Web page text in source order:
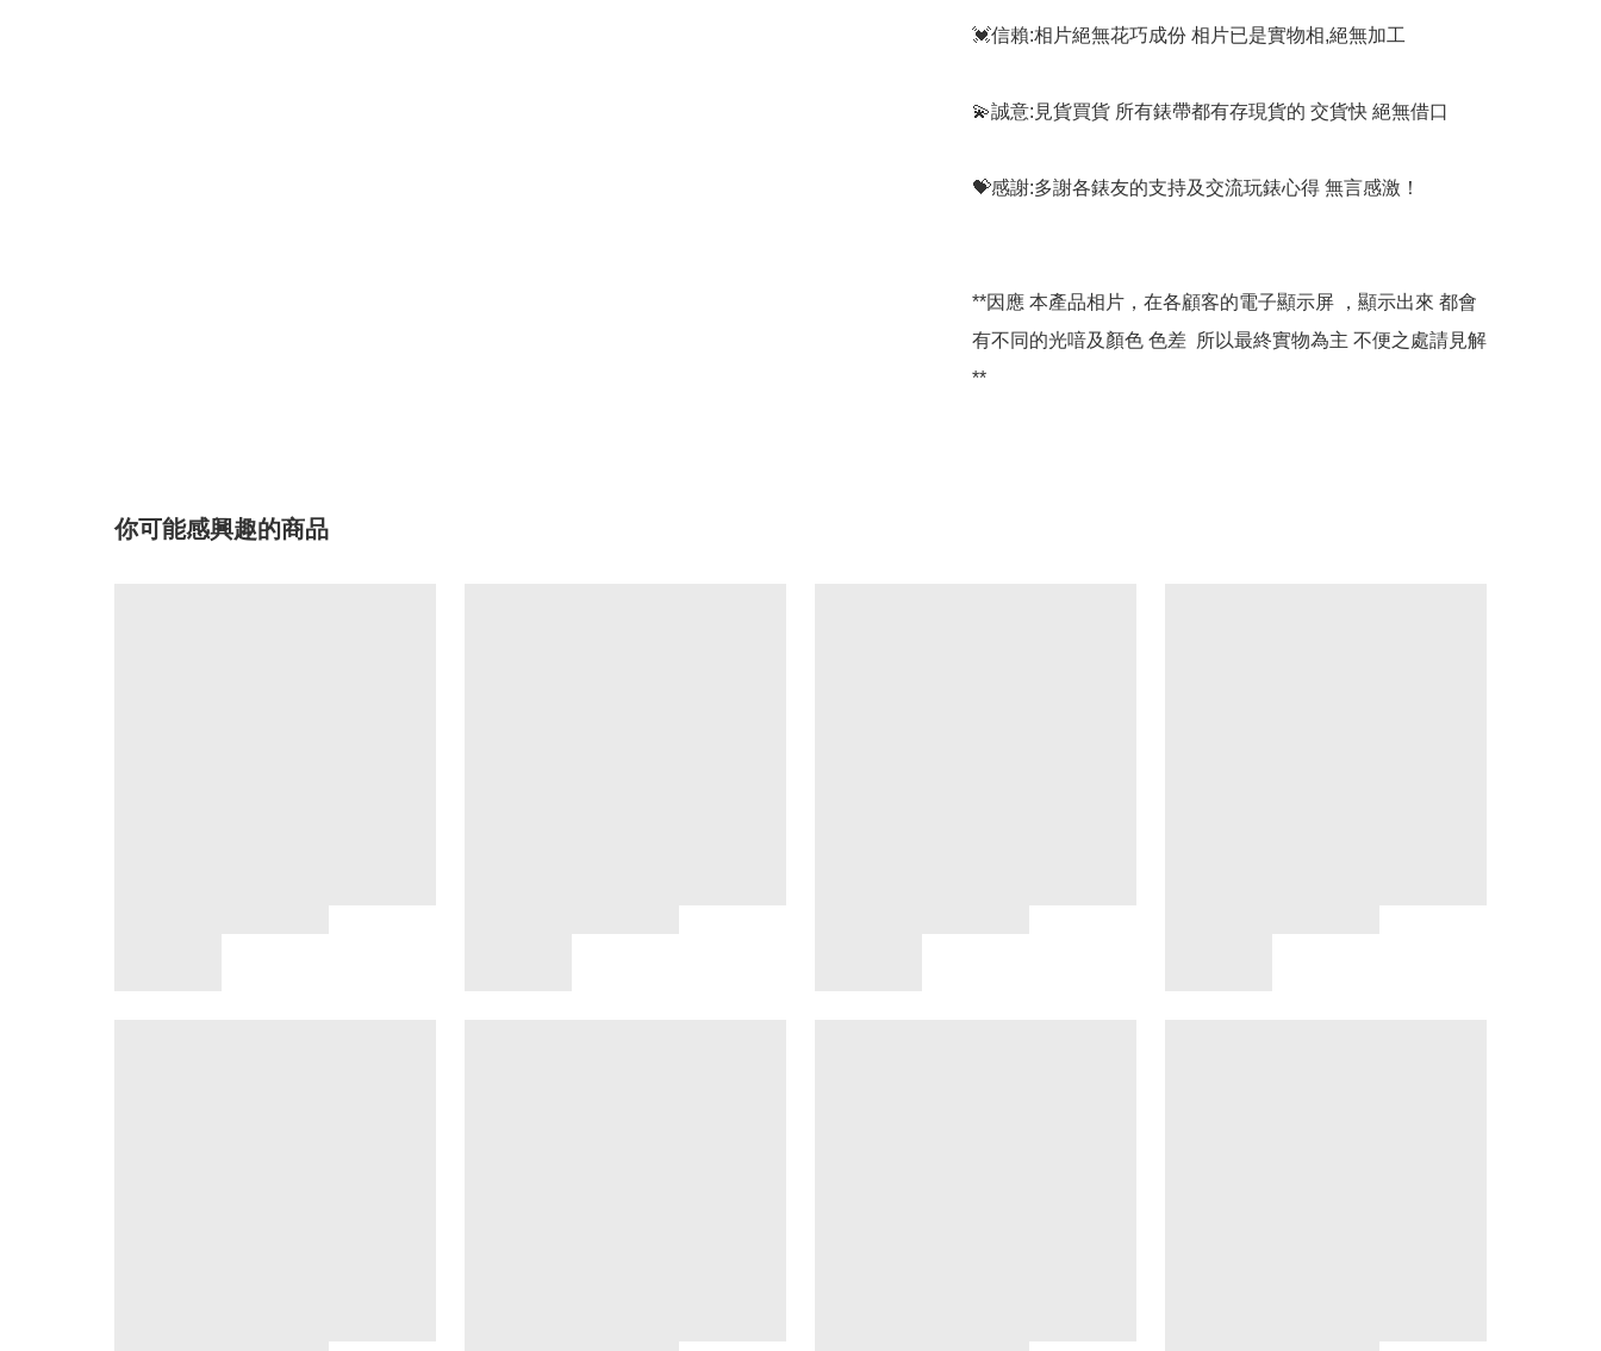
💓信賴:相片絕無花巧成份 相片已是實物相,絕無加工
💫誠意:見貨買貨 所有錶帶都有存現貨的 交貨快 絕無借口
💝感謝:多謝各錶友的支持及交流玩錶心得 無言感激！
**因應 本產品相片，在各顧客的電子顯示屏 ，顯示出來 都會
有不同的光喑及顏色 色差  所以最終實物為主 不便之處請見解
你可能感興趣的商品